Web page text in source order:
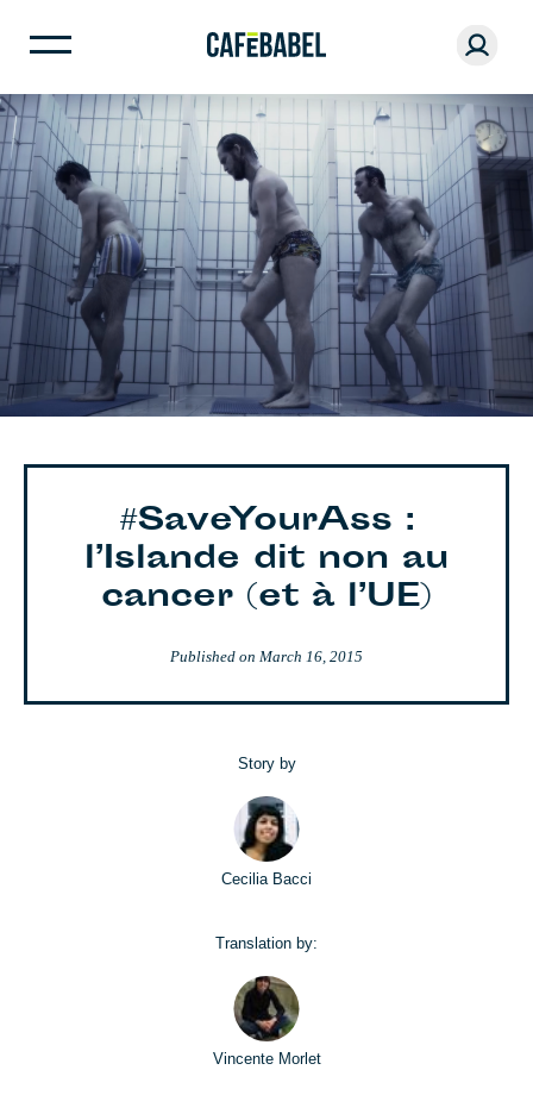
#SaveYourAss :
l’Islande dit non au
cancer (et à l’UE)
Published on March 16, 2015
Story by
Cecilia Bacci
Translation by:
Vincente Morlet